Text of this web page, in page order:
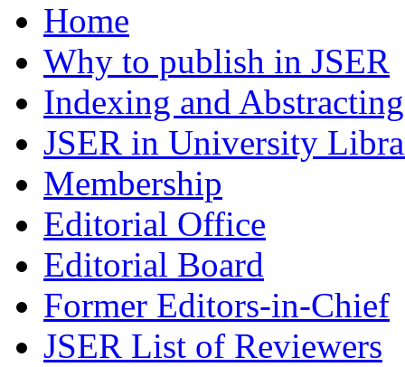
Home
Why to publish in JSER
Indexing and Abstracting
JSER in University
Membership
Editorial Office
Editorial Board
Former Editors-in-Chief
JSER List of Reviewers